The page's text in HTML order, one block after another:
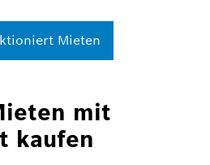
Mieten
mit
kaufen